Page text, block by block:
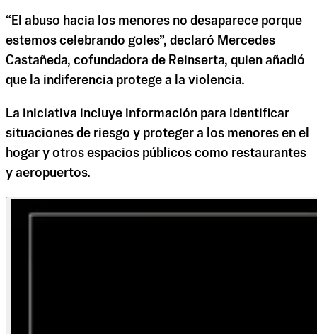
“El abuso hacia los menores no desaparece porque
estemos celebrando goles”, declaró Mercedes
Castañeda, cofundadora de Reinserta, quien añadió
que la indiferencia protege a la violencia.
La iniciativa incluye información para identificar
situaciones de riesgo y proteger a los menores en el
hogar y otros espacios públicos como restaurantes
y aeropuertos.